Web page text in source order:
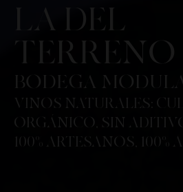
LA DEL
TERRENO
BODEGA
VINOS NATURALES:
ORGÁNICO, SIN
100% ARTESANOS, 100%